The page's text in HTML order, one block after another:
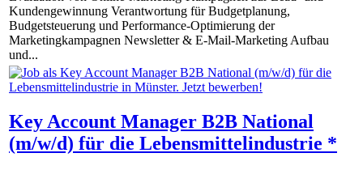
Kundengewinnung Verantwortung für Budgetplanung,
Budgetsteuerung und Performance-Optimierung der
Marketingkampagnen Newsletter & E-Mail-Marketing Aufbau
und...
Key Account Manager B2B National
(m/w/d) für die Lebensmittelindustrie *